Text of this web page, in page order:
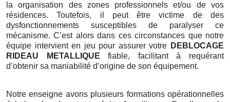
la organisation des zones professionnels et/ou de vos
résidences. Toutefois, il peut être victime de des
dysfonctionnements susceptibles de paralyser ce
mécanisme. C’est alors dans ces circonstances que notre
équipe intervient en jeu pour assurer votre DEBLOCAGE
RIDEAU METALLIQUE fiable, facilitant à requérant
d’obtenir sa maniabilité d’origine de son équipement.
Notre enseigne avons plusieurs formations opérationnelles